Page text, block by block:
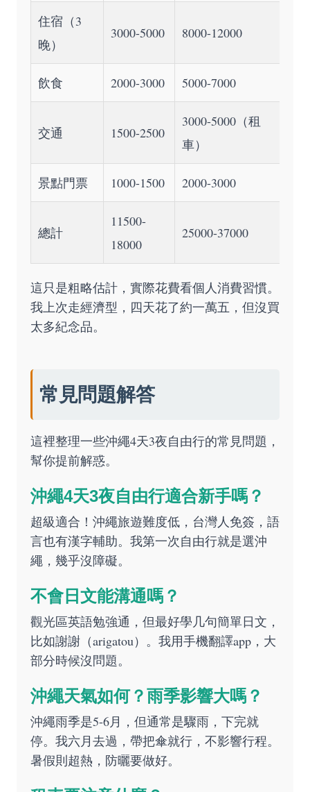
住宿（3
晚）
3000-5000 8000-12000
飲食 2000-3000 5000-7000
交通 1500-2500
3000-5000（租
車）
景點門票 1000-1500 2000-3000
總計
11500-
18000
25000-37000
這只是粗略估計，實際花費看個人消費習慣。
我上次走經濟型，四天花了約一萬五，但沒買
太多紀念品。
常見問題解答
這裡整理一些沖繩4天3夜自由行的常見問題，
幫你提前解惑。
沖繩4天3夜自由行適合新手嗎？
超級適合！沖繩旅遊難度低，台灣人免簽，語
言也有漢字輔助。我第一次自由行就是選沖
繩，幾乎沒障礙。
不會日文能溝通嗎？
觀光區英語勉強通，但最好學几句簡單日文，
比如謝謝（arigatou）。我用手機翻譯app，大
部分時候沒問題。
沖繩天氣如何？雨季影響大嗎？
沖繩雨季是5-6月，但通常是驟雨，下完就
停。我六月去過，帶把傘就行，不影響行程。
暑假則超熱，防曬要做好。